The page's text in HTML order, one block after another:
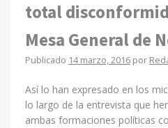
total
Mesa General de
Publicado 14 marzo, 2016por
Así lo han expresado en los
lo largo de la entrevista que
ambas formaciones políticas